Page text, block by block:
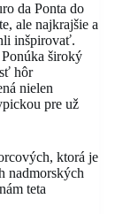
da Ponta do
ale najkrajšie a
inšpirovať.
široký
hôr
nielen
pre už
ktorá je
nadmorských
teta